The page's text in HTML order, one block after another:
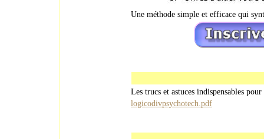
Une méthode simple et efficace qui
Les trucs et astuces indispensables pour
logicodivpsychotech.pdf